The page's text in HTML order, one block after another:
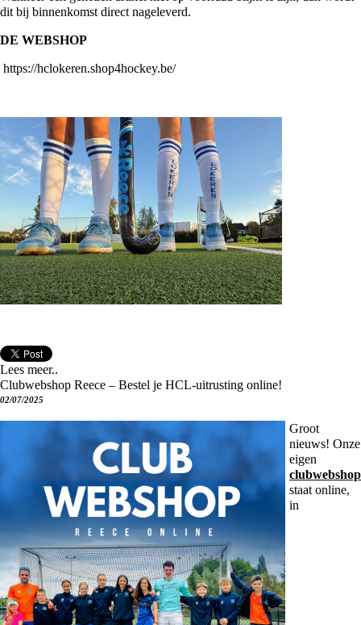
dit bij binnenkomst direct nageleverd.
DE WEBSHOP
https://hclokeren.shop4hockey.be/
Lees meer..
Clubwebshop Reece – Bestel je HCL-uitrusting online!
02/07/2025
Groot
nieuws! Onze
eigen
clubwebshop
staat online,
in